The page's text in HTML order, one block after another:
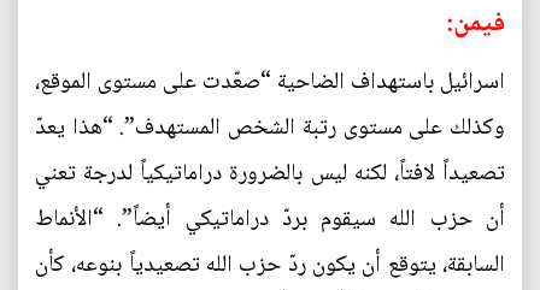
فيمن:
اسرائيل باستهداف الضاحية “صعّدت على مستوى الموقع،
وكذلك على مستوى رتبة الشخص المستهدف”. “هذا يعدّ
تصعيداً لافتاً، لكنه ليس بالضرورة دراماتيكياً لدرجة تعني
أن حزب الله سيقوم بردّ دراماتيكي أيضاً”. “الأنماط
السابقة، يتوقع أن يكون ردّ حزب الله تصعيدياً بنوعه، كأن